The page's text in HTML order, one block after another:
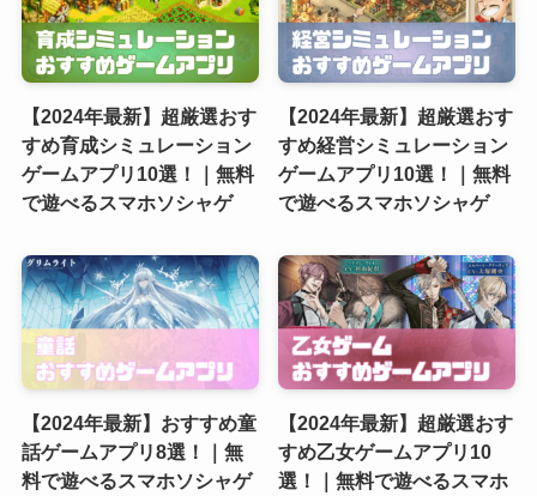
【2024年最新】超厳選おす
すめ育成シミュレーション
ゲームアプリ10選！｜無料
で遊べるスマホソシャゲ
【2024年最新】超厳選おす
すめ経営シミュレーション
ゲームアプリ10選！｜無料
で遊べるスマホソシャゲ
【2024年最新】おすすめ童
話ゲームアプリ8選！｜無
料で遊べるスマホソシャゲ
【2024年最新】超厳選おす
すめ乙女ゲームアプリ10
選！｜無料で遊べるスマホ